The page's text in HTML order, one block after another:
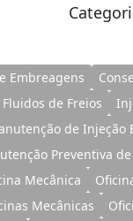
Embreagens
Fluidos de Freios
de Injeção
Preventiva
Mecânica
Mecânicas